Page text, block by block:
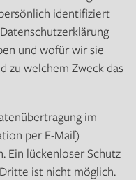
identifiziert
und wofür wir sie
zu welchem Zweck das
im
per E-Mail)
Ein lückenloser Schutz
ist nicht möglich.